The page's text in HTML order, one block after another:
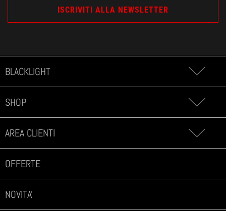
BLACKLIGHT
SHOP
AREA CLIENTI
OFFERTE
NOVITA'